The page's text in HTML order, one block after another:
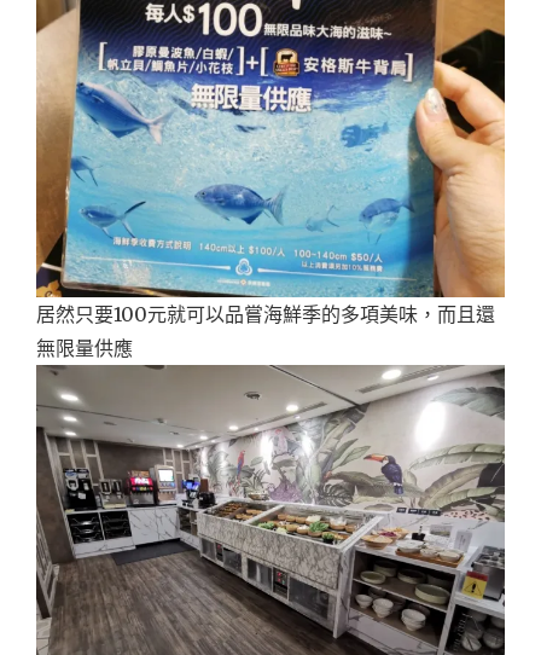
居然只要100元就可以品嘗海鮮季的多項美味，而且還
無限量供應